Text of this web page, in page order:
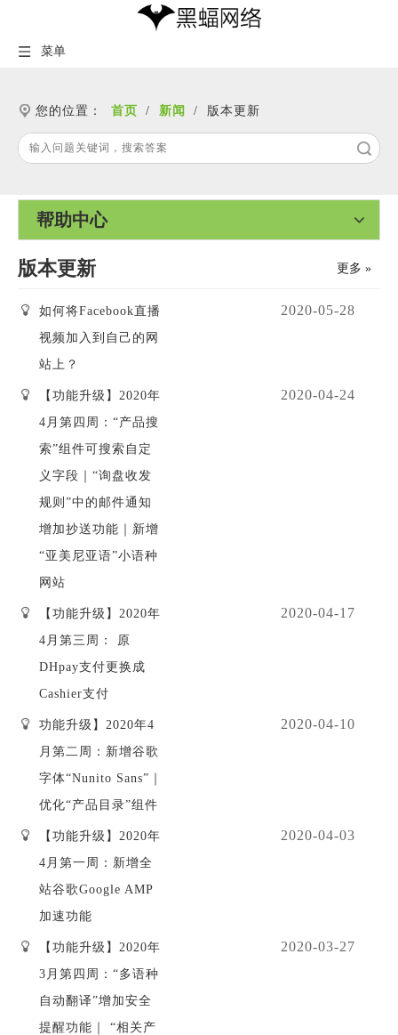
菜单
您的位置： 首页 / 新闻 / 版本更新
帮助中心
版本更新 更多 »
如何将Facebook直播
视频加入到自己的网
站上？
2020-05-28
【功能升级】2020年
4月第四周：“产品搜
索”组件可搜索自定
义字段｜“询盘收发
规则”中的邮件通知
增加抄送功能｜新增
“亚美尼亚语”小语种
网站
2020-04-24
【功能升级】2020年
4月第三周： 原
DHpay支付更换成
Cashier支付
2020-04-17
功能升级】2020年4
月第二周：新增谷歌
字体“Nunito Sans”｜
优化“产品目录”组件
2020-04-10
【功能升级】2020年
4月第一周：新增全
站谷歌Google AMP
加速功能
2020-04-03
【功能升级】2020年
3月第四周：“多语种
自动翻译”增加安全
提醒功能｜ “相关产
2020-03-27